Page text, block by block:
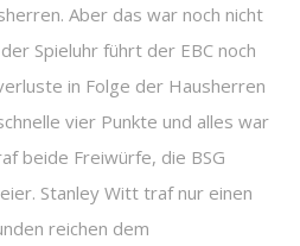
Aber das war noch nicht
Spieluhr führt der EBC noch
in Folge der Hausherren
vier Punkte und alles war
beide Freiwürfe, die BSG
Stanley Witt traf nur einen
reichen dem